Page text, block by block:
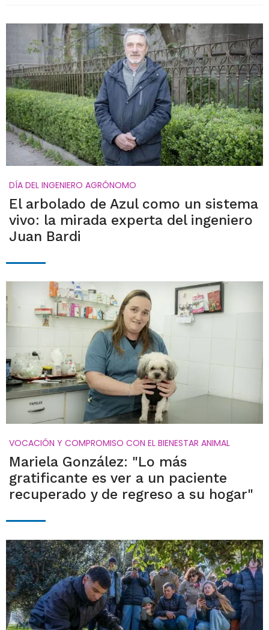
DÍA DEL INGENIERO AGRÓNOMO
El arbolado de Azul como un sistema
vivo: la mirada experta del ingeniero
Juan Bardi
VOCACIÓN Y COMPROMISO CON EL BIENESTAR ANIMAL
Mariela González: "Lo más
gratificante es ver a un paciente
recuperado y de regreso a su hogar"